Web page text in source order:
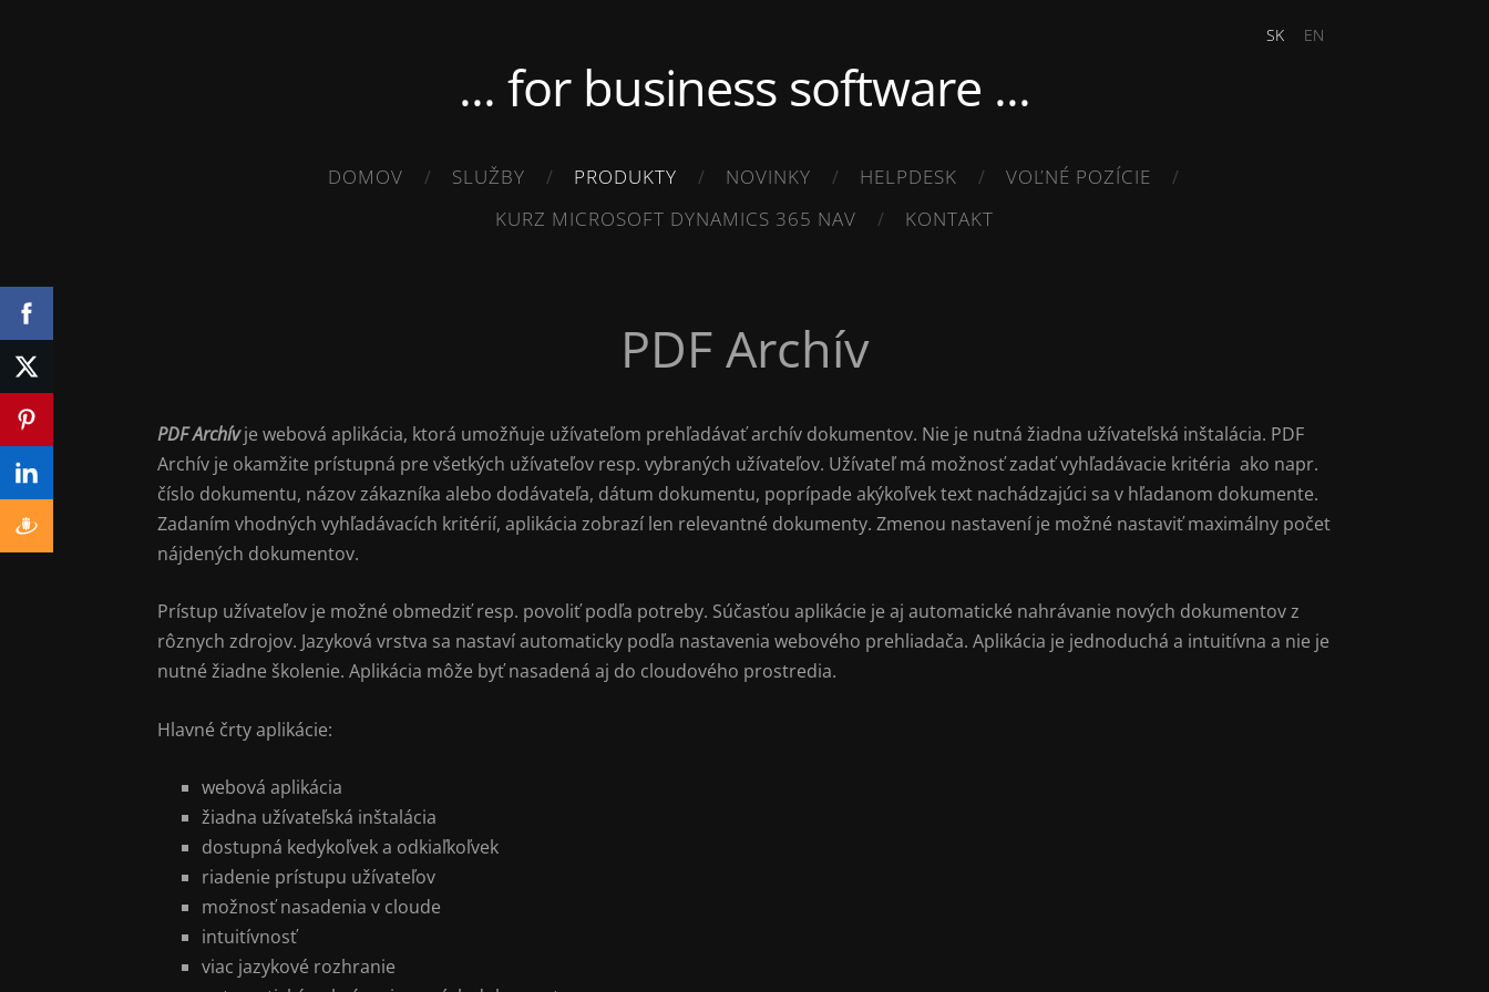
... for business software ...
DOMOV SLUŽBY PRODUKTY NOVINKY HELPDESK
VOĽNÉ POZÍCIE
KURZ MICROSOFT DYNAMICS 365 NAV
KONTAKT
SK EN
PDF Archív
PDF Archívje webová aplikácia, ktorá umožňuje užívateľom prehľadávať archív dokumentov. Nie je nutná žiadna užívateľská inštalácia. PDF
Archív je okamžite prístupná pre všetkých užívateľov resp. vybraných užívateľov. Užívateľ má možnosť zadať vyhľadávacie kritéria ako napr.
číslo dokumentu, názov zákazníka alebo dodávateľa, dátum dokumentu, poprípade akýkoľvek text nachádzajúci sa v hľadanom dokumente.
Zadaním vhodných vyhľadávacích kritérií, aplikácia zobrazí len relevantné dokumenty. Zmenou nastavení je možné nastaviť maximálny počet
nájdených dokumentov.
Prístup užívateľov je možné obmedziť resp. povoliť podľa potreby. Súčasťou aplikácie je aj automatické nahrávanie nových dokumentov z
rôznych zdrojov. Jazyková vrstva sa nastaví automaticky podľa nastavenia webového prehliadača. Aplikácia je jednoduchá a intuitívna a nie je
nutné žiadne školenie. Aplikácia môže byť nasadená aj do cloudového prostredia.
Hlavné črty aplikácie:
webová aplikácia
žiadna užívateľská inštalácia
dostupná kedykoľvek a odkiaľkoľvek
riadenie prístupu užívateľov
možnosť nasadenia v cloude
intuitívnosť
viac jazykové rozhranie